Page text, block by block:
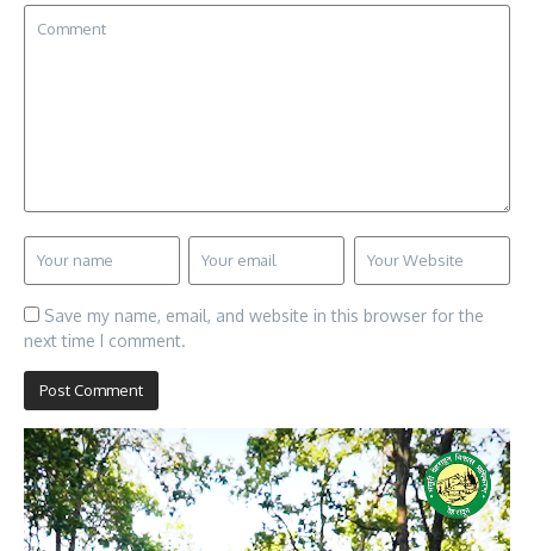
Save my name, email, and website in this browser for the
next time I comment.